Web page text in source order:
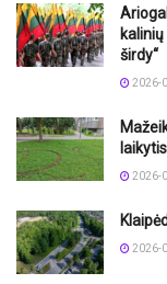
širdy“
2026-
2026-
2026-